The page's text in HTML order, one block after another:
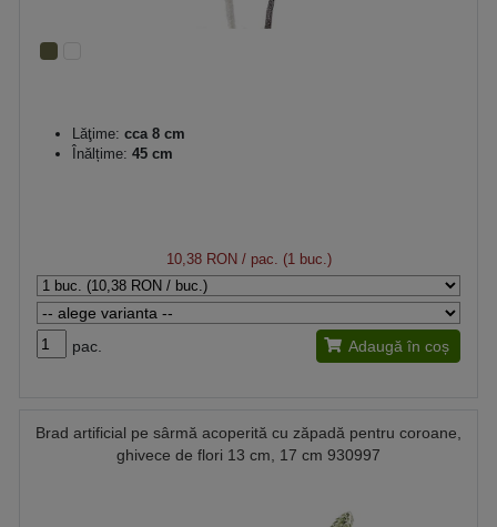
Lăţime: cca 8 cm
Înălțime: 45 cm
10,38 RON/ pac. (1 buc.)
pac. Adaugă în coș
Brad artificial pe sârmă acoperită cu zăpadă pentru coroane,
ghivece de flori 13 cm, 17 cm 930997